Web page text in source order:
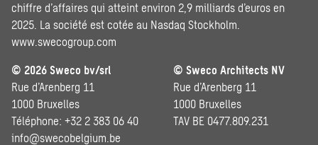
chiffre d’affaires qui atteint environ 2,9 milliards d’euros en
2025. La société est cotée au Nasdaq Stockholm.
www.swecogroup.com
© 2026 Sweco bv/srl
Rue d’Arenberg 11
1000 Bruxelles
Téléphone: +32 2 383 06 40
info@swecobelgium.be
© Sweco Architects NV
Rue d’Arenberg 11
1000 Bruxelles
TAV BE 0477.809.231